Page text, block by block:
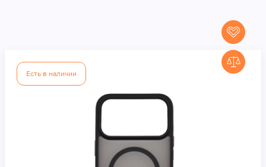
Есть в наличии